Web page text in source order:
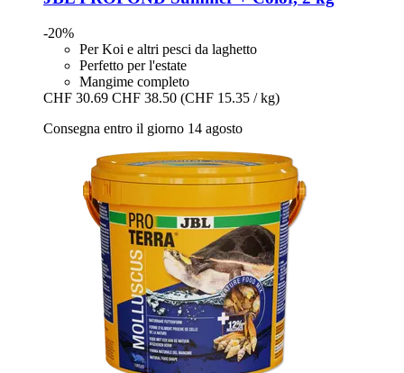
-20%
Per Koi e altri pesci da laghetto
Perfetto per l'estate
Mangime completo
CHF 30.69 CHF 38.50 (CHF 15.35 / kg)
Consegna entro il giorno 14 agosto